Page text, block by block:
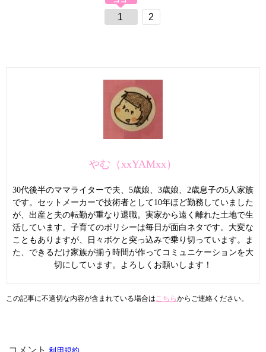
1 2
やむ（xxYAMxx）
30代後半のママライターで夫、5歳娘、3歳娘、2歳息子の5人家族
です。セットメーカーで技術者として10年ほど勤務していました
が、出産と夫の転勤が重なり退職。実家から遠く離れた土地で生
活しています。子育てのポリシーは毎日が面白ネタです。大変な
こともありますが、日々ボケと突っ込みで乗り切っています。ま
た、できるだけ家族が揃う時間が作ってコミュニケーションを大
切にしています。よろしくお願いします！
この記事に不適切な内容が含まれている場合はこちらからご連絡ください。